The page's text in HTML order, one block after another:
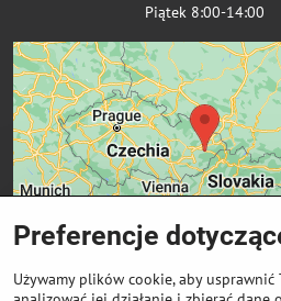
Piątek 8:00-14:00
Preferencje
Używamy plików cookie, aby